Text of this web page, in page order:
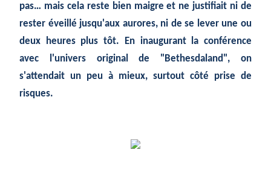
pas… mais cela reste bien maigre et ne justifiait ni de
rester éveillé jusqu'aux aurores, ni de se lever une ou
deux heures plus tôt. En inaugurant la conférence
avec l'univers original de "Bethesdaland", on
s'attendait un peu à mieux, surtout côté prise de
risques.